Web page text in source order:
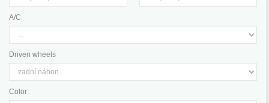
A/C
Driven wheels
Color